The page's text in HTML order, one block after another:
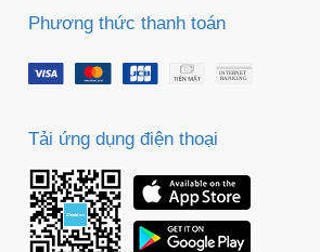
Phương thức thanh toán
Tải ứng dụng điện thoại